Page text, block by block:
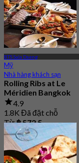
BTS Sala Daeng
Mỹ
Nhà hàng khách sạn
Rolling Ribs at Le
Méridien Bangkok
4.9
1.8K Đã đặt chỗ
Từ฿ 572.5